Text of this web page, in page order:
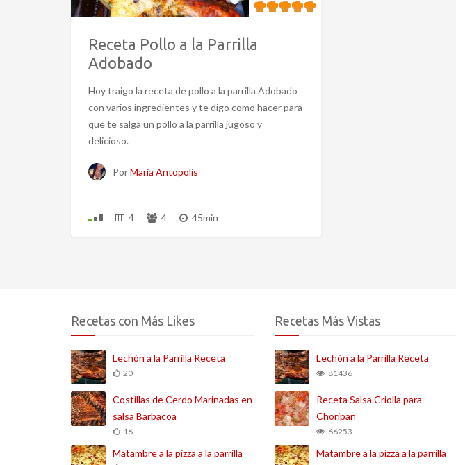
Receta Pollo a la Parrilla
Adobado
Hoy traigo la receta de pollo a la parrilla Adobado
con varios ingredientes y te digo como hacer para
que te salga un pollo a la parrilla jugoso y
delicioso.
PorMaria Antopolis
4 4 45min
Recetas con Más Likes
Lechón a la Parrilla Receta
20
Costillas de Cerdo Marinadas en
salsa Barbacoa
16
Matambre a la pizza a la parrilla
Recetas Más Vistas
Lechón a la Parrilla Receta
81436
Receta Salsa Criolla para
Choripan
66253
Matambre a la pizza a la parrilla